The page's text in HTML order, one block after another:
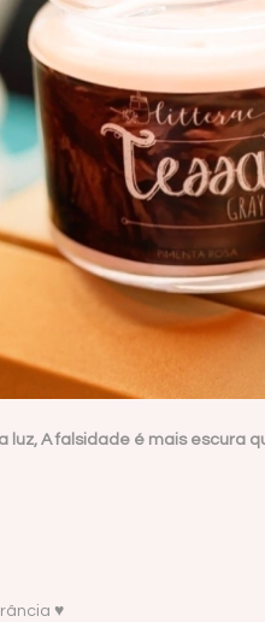
luz, A falsidade é mais escura
♥